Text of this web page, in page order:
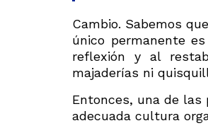
Cambio. Sabemos
único permanente
reflexión y al
majaderías ni
Entonces, una de las
adecuada cultura